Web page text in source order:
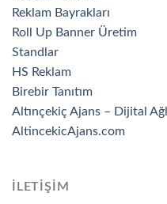
Reklam Bayrakları
Roll Up Banner Üretim
Standlar
HS Reklam
Birebir Tanıtım
Altınçekiç Ajans – Dijital
AltincekicAjans.com
İLETİŞİM